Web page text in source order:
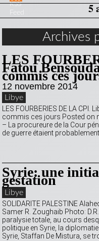
RSS
Feed
5
Archives
LES
Fatou
commis ces
12 novembre 2014
Libye
LES FOURBERIES DE LA
commis ces jours Posted on
– La procureure de la Cour
de guerre étaient
Syrie: une
gestation
Libye
SOLIDARITE PALESTINE
Samer R. Zoughaib Photo:
paralysie totale, au cours
politique en Syrie, la
Syrie, Staffan De Mistura, se